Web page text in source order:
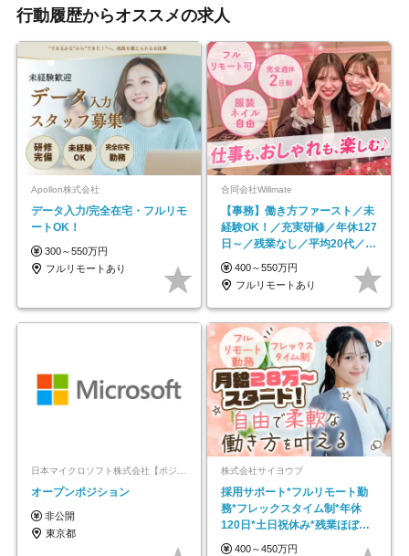
行動履歴からオススメの求人
Apollon株式会社
データ入力/完全在宅・フルリモ
ートOK！
300～550万円
フルリモートあり
合同会社Willmate
【事務】働き方ファースト／未
経験OK！／充実研修／年休127
日～／残業なし／平均20代／リ
モートOK
400～550万円
フルリモートあり
日本マイクロソフト株式会社【ポジションマッチ登録】
オープンポジション
非公開
東京都
株式会社サイヨウブ
採用サポート*フルリモート勤
務*フレックスタイム制*年休
120日*土日祝休み*残業ほぼな
し*育児中社員8割以上
400～450万円